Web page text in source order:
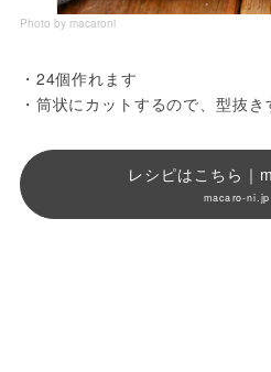
Photo by macaroni
・24個作れます
・筒状にカットするので、型抜
レシピはこちら｜
macaro-ni.jp